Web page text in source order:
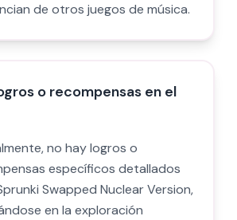
de otros juegos de música.
o recompensas en el
no hay logros o
específicos detallados
Swapped Nuclear Version,
en la exploración